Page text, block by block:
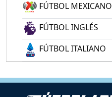
FÚTBOL MEXICANO
FÚTBOL INGLÉS
FÚTBOL ITALIANO